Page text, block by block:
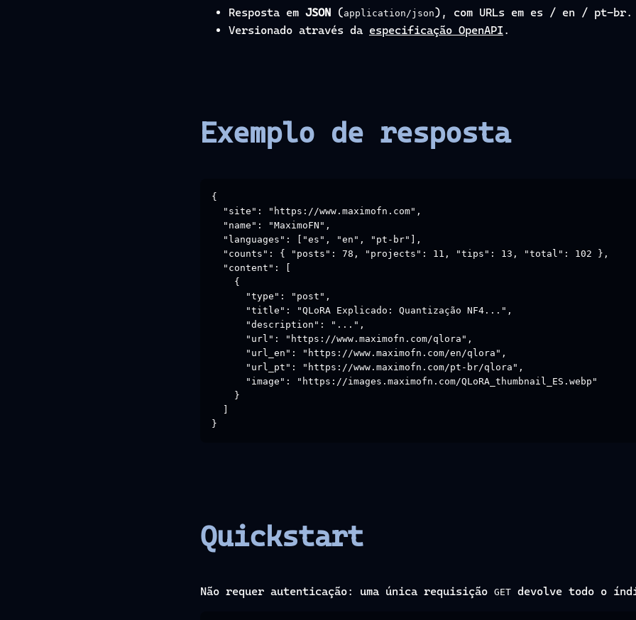
Resposta em JSON (application/json), com URLs em es / en / pt-br.
Versionado através da especificação OpenAPI .
Exemplo de resposta
{
  "site": "https://www.maximofn.com",
  "name": "MaximoFN",
  "languages": ["es", "en", "pt-br"],
  "counts": { "posts": 78, "projects": 11, "tips": 13, "total": 102 },
  "content": [
    {
      "type": "post",
      "title": "QLoRA Explicado: Quantização NF4...",
      "description": "...",
      "url": "https://www.maximofn.com/qlora",
      "url_en": "https://www.maximofn.com/en/qlora",
      "url_pt": "https://www.maximofn.com/pt-br/qlora",
      "image": "https://images.maximofn.com/QLoRA_thumbnail_ES.webp"
    }
}
Quickstart
Não requer autenticação: uma única requisição GET devolve todo o